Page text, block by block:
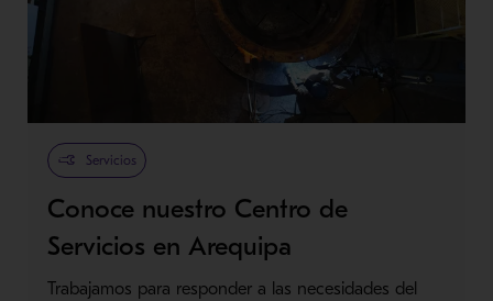
Servicios
Conoce nuestro Centro de
Servicios en Arequipa
Trabajamos para responder a las necesidades del